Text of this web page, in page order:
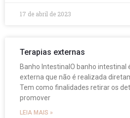
17 de abril de 2023
Terapias externas
Banho IntestinalO banho intestinal
externa que não é realizada
Tem como finalidades retirar os
promover
LEIA MAIS »